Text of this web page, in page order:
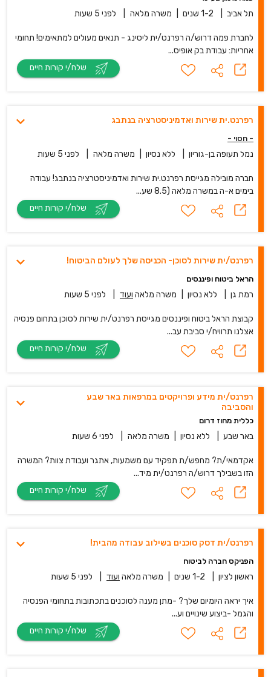
תל אביב 1-2 שנים משרה מלאה לפני 5 שעות
לחברת פמה דרוש/ה רפרנט/ית ליסינג - תנאים מעולים למתאימים! תחומי
אחריות: עבודת בק אופיס...
רפרנט.ית שירות ואדמיניסטרציה בנתבג
- חסוי -
נמל תעופה בן-גוריון ללא נסיון משרה מלאה לפני 5 שעות
חברה מובילה מגייסת רפרנט.ית שירות ואדמיניסטרציה בנתבג! עבודה
בימים א-ה במשרה מלאה (8.5 שע...
רפרנט/ית שירות לסוכן- הכניסה שלך לעולם הביטוח!
הראל ביטוח ופיננסים
רמת גן ללא נסיון משרה מלאה ועוד לפני 5 שעות
קבוצת הראל ביטוח ופיננסים מגייסת רפרנט/ית שירות לסוכן בתחום פנסיה
אצלנו תרוויח/י סביבת עב...
רפרנט/ית מידע ופרויקטים במרפאות באר שבע
והסביבה
כללית מחוז דרום
באר שבע ללא נסיון משרה מלאה לפני 6 שעות
אקדמאי/ת? מחפש/ת תפקיד עם משמעות, אתגר ועבודת צוות? המשרה
הזו בשבילך דרוש/ה רפרנט/ית מיד...
רפרנט/ית דסק סוכנים בשילוב עבודה מהבית!
הפניקס חברה לביטוח
ראשון לציון 1-2 שנים משרה מלאה ועוד לפני 5 שעות
איך יראה היומיום שלך? -מתן מענה לסוכנים בתכתובות בתחומי הפנסיה
והגמל -ביצוע שינויים וע...